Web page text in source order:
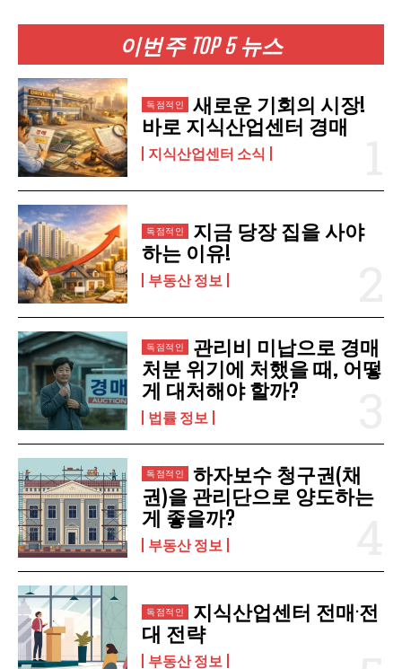
구독 신청
개인정보 취급정책 을 읽었으며 이에 동의합니다.
이번주 TOP 5 뉴스
새로운 기회의 시장!
바로 지식산업센터 경매
지식산업센터 소식
지금 당장 집을 사야
하는 이유!
부동산 정보
관리비 미납으로 경매
처분 위기에 처했을 때, 어떻
게 대처해야 할까?
법률 정보
하자보수 청구권(채
권)을 관리단으로 양도하는
게 좋을까?
부동산 정보
지식산업센터 전매·전
대 전략
부동산 정보